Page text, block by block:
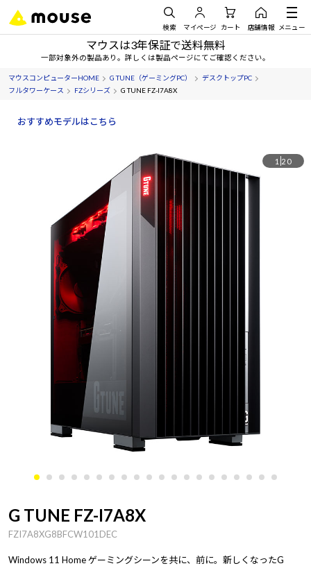
検索 マイページ カート 店舗情報 メニュー
マウスは3年保証で送料無料
一部対象外の製品あり。詳しくは製品ページにてご確認ください。
マウスコンピューターHOME G TUNE（ゲーミングPC）
デスクトップPC
フルタワーケース
FZシリーズ G TUNE FZ-I7A8X
おすすめモデルはこちら
1 20
G TUNE FZ-I7A8X
FZI7A8XG8BFCW101DEC
Windows 11 Home ゲーミングシーンを共に、前に。新しくなったG